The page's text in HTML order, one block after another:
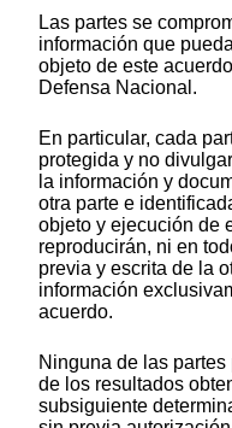
Las partes se
información que
objeto de este
Defensa Nacional.
En particular, cada
protegida y no
la información y
otra parte e
objeto y ejecución de
reproducirán, ni en
previa y escrita de la
información
acuerdo.
Ninguna de las
de los resultados
subsiguiente